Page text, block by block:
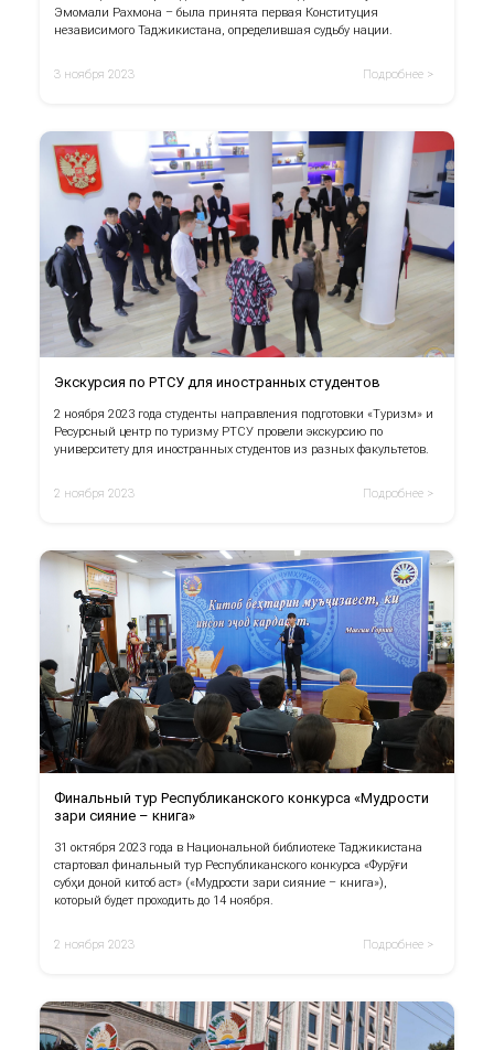
Эмомали Рахмона – была принята первая Конституция
независимого Таджикистана, определившая судьбу нации.
3 ноября 2023 Подробнее >
Экскурсия по РТСУ для иностранных студентов
2 ноября 2023 года студенты направления подготовки «Туризм» и
Ресурсный центр по туризму РТСУ провели экскурсию по
университету для иностранных студентов из разных факультетов.
2 ноября 2023 Подробнее >
Финальный тур Республиканского конкурса «Мудрости
зари сияние – книга»
31 октября 2023 года в Национальной библиотеке Таджикистана
стартовал финальный тур Республиканского конкурса «Фурӯғи
субҳи доноӣ китоб аст» («Мудрости зари сияние – книга»),
который будет проходить до 14 ноября.
2 ноября 2023 Подробнее >